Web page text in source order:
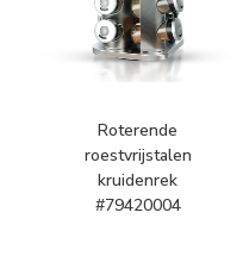
Roterende
roestvrijstalen
kruidenrek
#79420004